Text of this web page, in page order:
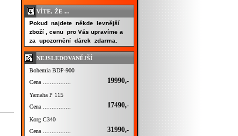
VÍTE, ŽE ...
Pokud najdete někde levnější
zboží , cenu pro Vás upravíme a
za upozornění dárek zdarma.
NEJSLEDOVANĚJŠÍ
Bohemia BDP-900
Cena ................
19990,-
Yamaha P 115
Cena ................
17490,-
Korg C340
Cena ................
31990,-